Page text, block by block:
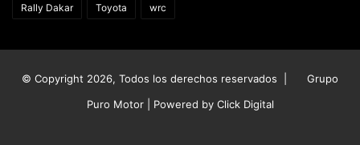
Rally Dakar Toyota wrc
© Copyright 2026, Todos los derechos reservados |
Grupo
Puro Motor | Powered by Click Digital